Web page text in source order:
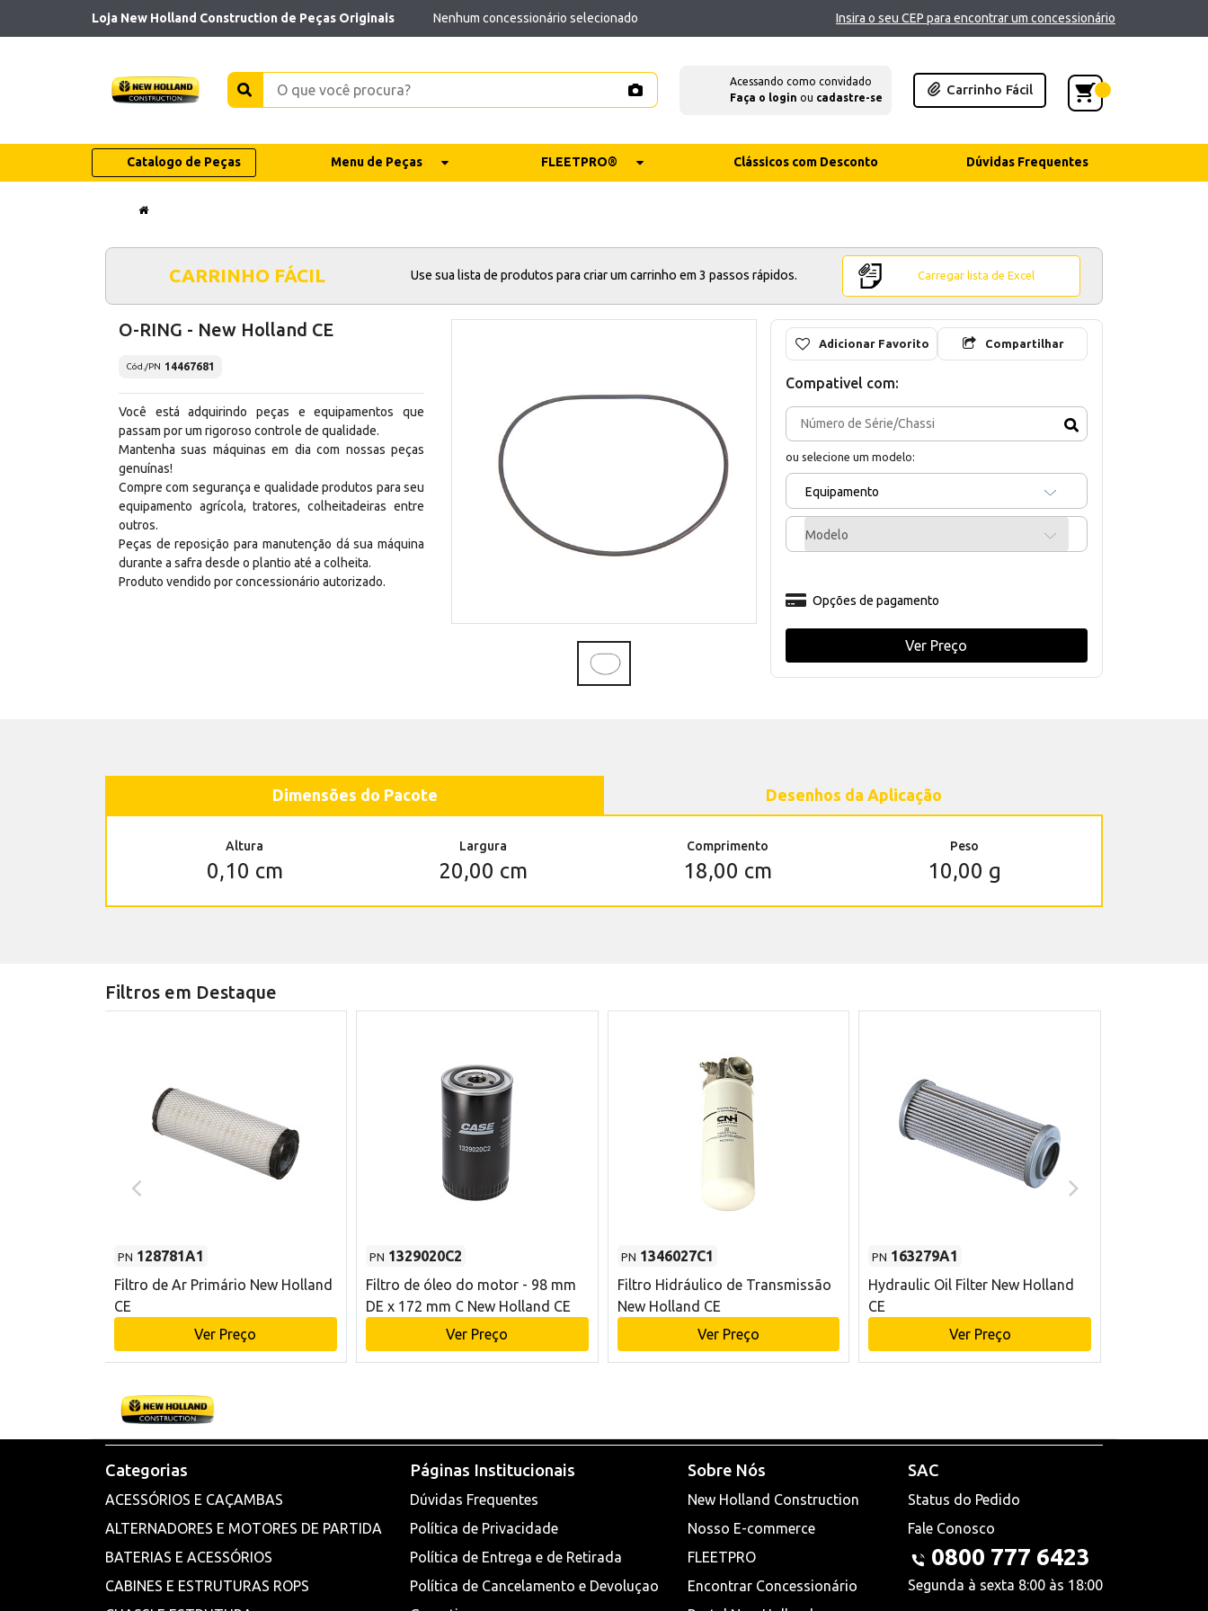
Loja New Holland Construction de Peças Originais Nenhum concessionário selecionado Insira o seu CEP para encontrar um concessionário
Acessando como convidado
Faça o login ou cadastre-se
Carrinho Fácil
Catalogo de Peças Menu de Peças FLEETPRO® Clássicos com Desconto Dúvidas Frequentes
CARRINHO FÁCIL Use sua lista de produtos para criar um carrinho em 3 passos rápidos. Carregar lista de Excel
O-RING - New Holland CE
Cód./PN 14467681
Você está adquirindo peças e equipamentos que
passam por um rigoroso controle de qualidade.
Mantenha suas máquinas em dia com nossas peças
genuínas!
Compre com segurança e qualidade produtos para seu
equipamento agrícola, tratores, colheitadeiras entre
outros.
Peças de reposição para manutenção dá sua máquina
durante a safra desde o plantio até a colheita.
Produto vendido por concessionário autorizado.
Adicionar Favorito Compartilhar
Compativel com:
ou selecione um modelo:
Equipamento
Modelo
Opções de pagamento
Ver Preço
Dimensões do Pacote Desenhos da Aplicação
Altura
0,10 cm
Largura
20,00 cm
Comprimento
18,00 cm
Peso
10,00 g
Filtros em Destaque
PN 128781A1
Filtro de Ar Primário New Holland
CE
Ver Preço
PN 1329020C2
Filtro de óleo do motor - 98 mm
DE x 172 mm C New Holland CE
Ver Preço
PN 1346027C1
Filtro Hidráulico de Transmissão
New Holland CE
Ver Preço
PN 163279A1
Hydraulic Oil Filter New Holland
CE
Ver Preço
Categorias
ACESSÓRIOS E CAÇAMBAS
ALTERNADORES E MOTORES DE PARTIDA
BATERIAS E ACESSÓRIOS
CABINES E ESTRUTURAS ROPS
Páginas Institucionais
Dúvidas Frequentes
Política de Privacidade
Política de Entrega e de Retirada
Política de Cancelamento e Devoluçao
Sobre Nós
New Holland Construction
Nosso E-commerce
FLEETPRO
Encontrar Concessionário
SAC
Status do Pedido
Fale Conosco
0800 777 6423
Segunda à sexta 8:00 às 18:00